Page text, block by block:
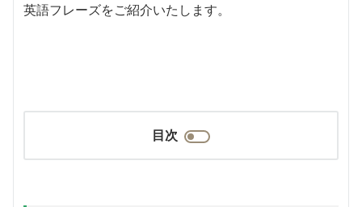
英語フレーズをご紹介いたします。
目次